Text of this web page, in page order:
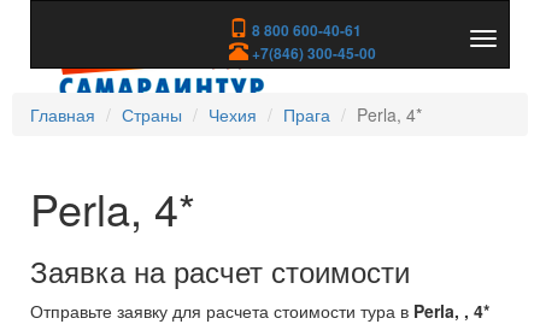
8 800 600-40-61
+7(846) 300-45-00
скрыть
Главная
Страны Чехия Прага Perla, 4*
Perla, 4*
Заявка на расчет стоимости
Отправьте заявку для расчета стоимости тура в Perla, , 4*